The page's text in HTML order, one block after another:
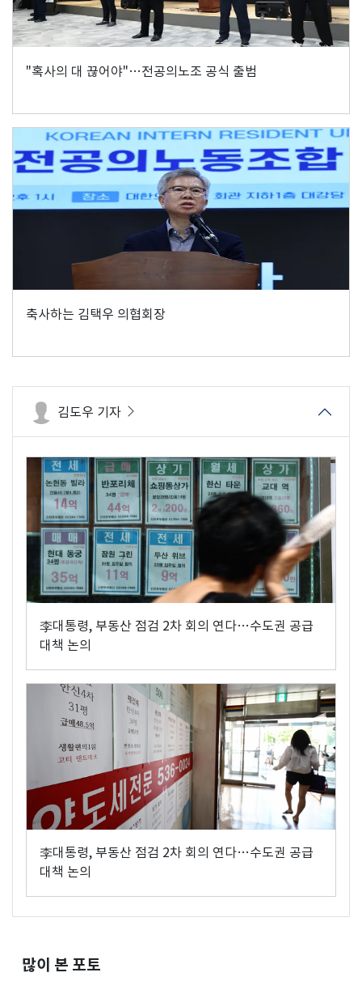
"혹사의 대 끊어야"…전공의노조 공식 출범
축사하는 김택우 의협회장
김도우 기자
李대통령, 부동산 점검 2차 회의 연다…수도권 공급
대책 논의
李대통령, 부동산 점검 2차 회의 연다…수도권 공급
대책 논의
많이 본 포토